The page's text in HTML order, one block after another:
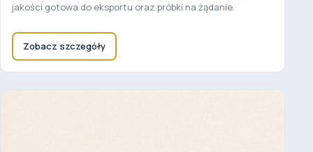
jakości gotowa do eksportu oraz próbki na żądanie.
Zobacz szczegóły